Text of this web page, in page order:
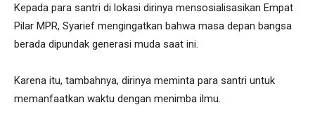
Kepada para santri di lokasi dirinya mensosialisasikan Empat
Pilar MPR, Syarief mengingatkan bahwa masa depan bangsa
berada dipundak generasi muda saat ini.
Karena itu, tambahnya, dirinya meminta para santri untuk
memanfaatkan waktu dengan menimba ilmu.